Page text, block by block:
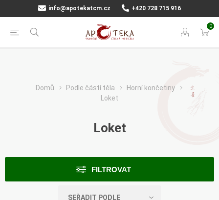
info@apotekatcm.cz +420 728 715 916
0
Domů Podle částí těla
Horní končetiny
Loket
Loket
FILTROVAT